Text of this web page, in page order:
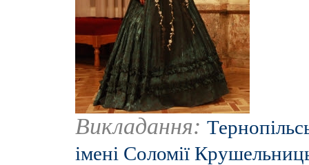
Викладання:
імені Соломії